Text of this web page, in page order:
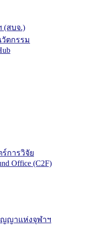
(สบจ.)
ตกรรม
การวิจัย
Office (C2F)
ญาแห่งจุฬาฯ